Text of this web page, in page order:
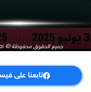
تابعنا على